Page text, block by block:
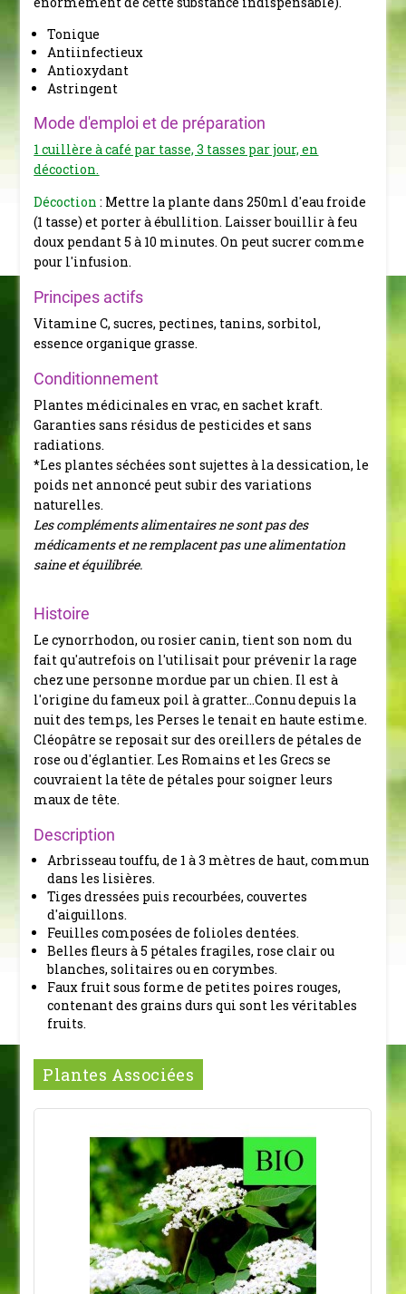
Tonique
Antiinfectieux
Antioxydant
Astringent
Mode d'emploi et de préparation
1 cuillère à café par tasse, 3 tasses par jour, en
décoction.
Décoction: Mettre la plante dans 250ml d'eau froide
(1 tasse) et porter à ébullition. Laisser bouillir à feu
doux pendant 5 à 10 minutes. On peut sucrer comme
pour l'infusion.
Principes actifs
Vitamine C, sucres, pectines, tanins, sorbitol,
essence organique grasse.
Conditionnement
Plantes médicinales en vrac, en sachet kraft.
Garanties sans résidus de pesticides et sans
radiations.
*Les plantes séchées sont sujettes à la dessication, le
poids net annoncé peut subir des variations
naturelles.
Les compléments alimentaires ne sont pas des
médicaments et ne remplacent pas une alimentation
saine et équilibrée.
Histoire
Le cynorrhodon, ou rosier canin, tient son nom du
fait qu'autrefois on l'utilisait pour prévenir la rage
chez une personne mordue par un chien. Il est à
l'origine du fameux poil à gratter...Connu depuis la
nuit des temps, les Perses le tenait en haute estime.
Cléopâtre se reposait sur des oreillers de pétales de
rose ou d'églantier. Les Romains et les Grecs se
couvraient la tête de pétales pour soigner leurs
maux de tête.
Description
Arbrisseau touffu, de 1 à 3 mètres de haut, commun
dans les lisières.
Tiges dressées puis recourbées, couvertes
d'aiguillons.
Feuilles composées de folioles dentées.
Belles fleurs à 5 pétales fragiles, rose clair ou
blanches, solitaires ou en corymbes.
Faux fruit sous forme de petites poires rouges,
contenant des grains durs qui sont les véritables
fruits.
Plantes Associées